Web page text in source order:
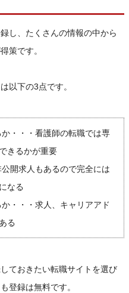
し、たくさんの情報の中から
策です。
以下の3点です。
・・・看護師の転職では専
きるかが重要
開求人もあるので完全には
なる
・・・求人、キャリアアド
る
ておきたい転職サイトを選び
登録は無料です。